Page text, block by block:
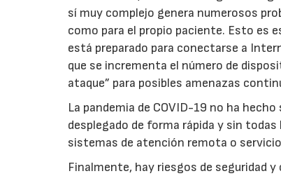
sí muy complejo genera numerosos
como para el propio paciente. Esto es
está preparado para conectarse a
que se incrementa el número de
ataque” para posibles amenazas
La pandemia de COVID-19 no ha
desplegado de forma rápida y sin
sistemas de atención remota o
Finalmente, hay riesgos de seguridad